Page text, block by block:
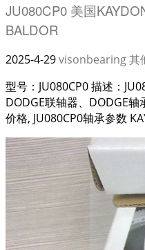
JU080CP0 美国
BALDOR
2025-4-29visonbearing其
型号：JU080CP0 描述：
DODGE联轴器、DODGE轴
价格, JU080CP0轴承参数